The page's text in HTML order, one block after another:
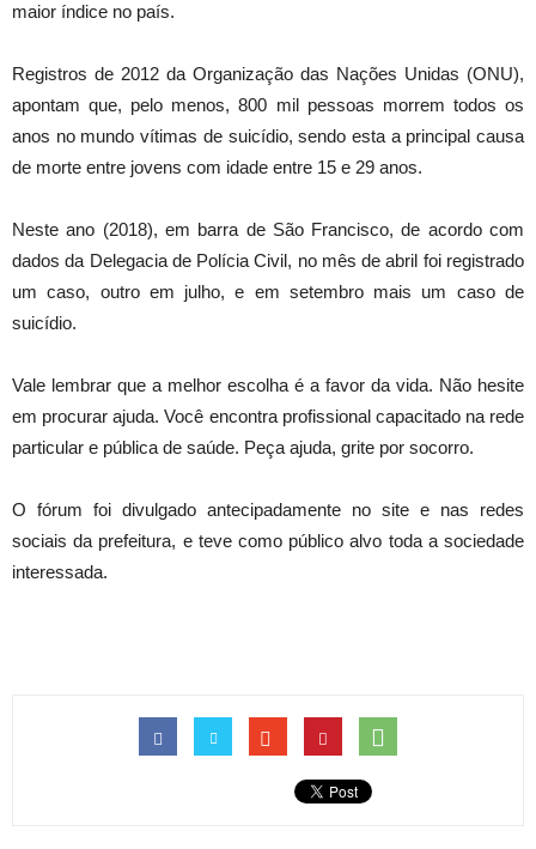
maior índice no país.
Registros de 2012 da Organização das Nações Unidas (ONU),
apontam que, pelo menos, 800 mil pessoas morrem todos os
anos no mundo vítimas de suicídio, sendo esta a principal causa
de morte entre jovens com idade entre 15 e 29 anos.
Neste ano (2018), em barra de São Francisco, de acordo com
dados da Delegacia de Polícia Civil, no mês de abril foi registrado
um caso, outro em julho, e em setembro mais um caso de
suicídio.
Vale lembrar que a melhor escolha é a favor da vida. Não hesite
em procurar ajuda. Você encontra profissional capacitado na rede
particular e pública de saúde. Peça ajuda, grite por socorro.
O fórum foi divulgado antecipadamente no site e nas redes
sociais da prefeitura, e teve como público alvo toda a sociedade
interessada.